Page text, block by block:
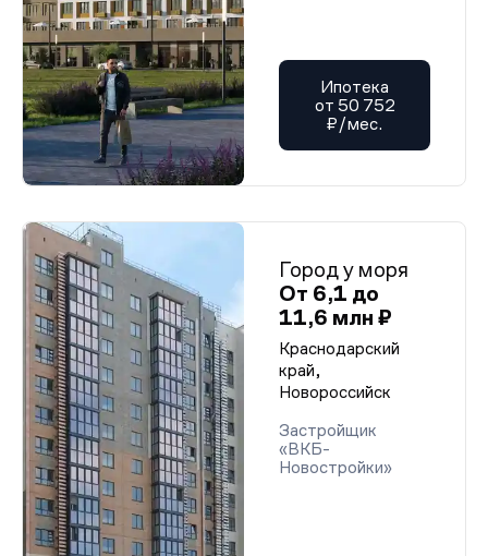
Ипотека
от 50 752
₽/мес.
Город у моря
От 6,1 до
11,6 млн ₽
Краснодарский
край,
Новороссийск
Застройщик
«ВКБ-
Новостройки»